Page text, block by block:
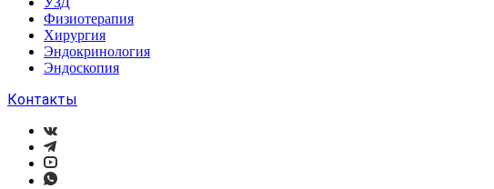
Физиотерапия
Хирургия
Эндокринология
Эндоскопия
Контакты